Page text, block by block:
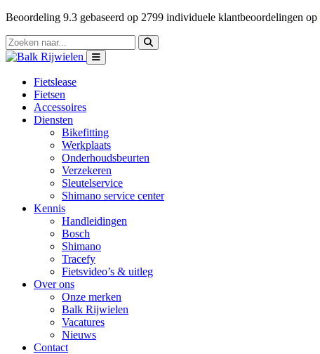
Beoordeling 9.3 gebaseerd op 2799 individuele klantbeoordelingen op
Fietslease
Fietsen
Accessoires
Diensten
Bikefitting
Werkplaats
Onderhoudsbeurten
Verzekeren
Sleutelservice
Shimano service center
Kennis
Handleidingen
Bosch
Shimano
Tracefy
Fietsvideo’s & uitleg
Over ons
Onze merken
Balk Rijwielen
Vacatures
Nieuws
Contact